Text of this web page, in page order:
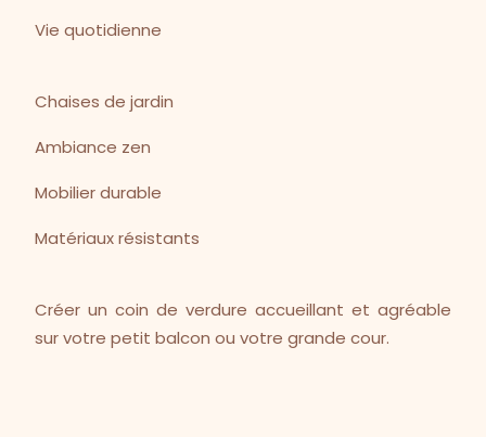
Vie quotidienne
Chaises de jardin
Ambiance zen
Mobilier durable
Matériaux résistants
Créer un coin de verdure accueillant et agréable
sur votre petit balcon ou votre grande cour.